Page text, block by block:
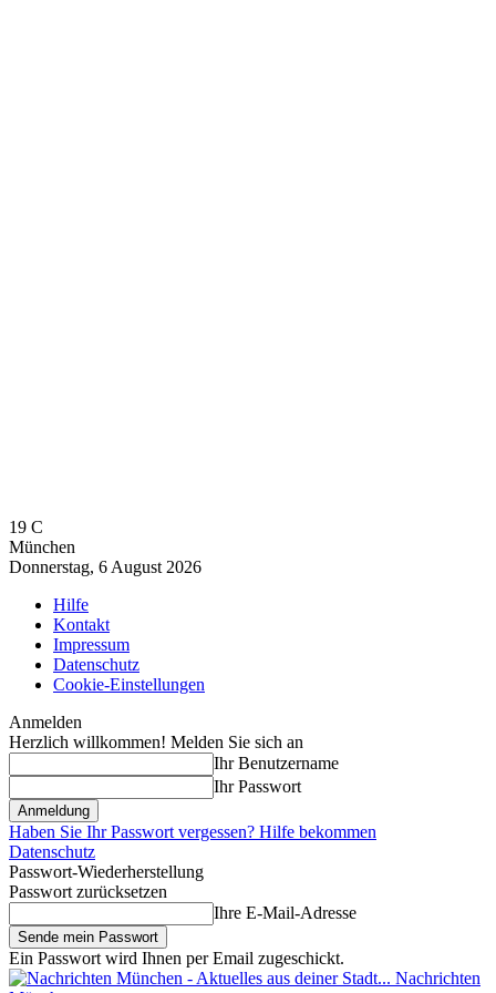
19 C
München
Donnerstag, 6 August 2026
Hilfe
Kontakt
Impressum
Datenschutz
Cookie-Einstellungen
Anmelden
Herzlich willkommen! Melden Sie sich an
Ihr Benutzername
Ihr Passwort
Haben Sie Ihr Passwort vergessen? Hilfe bekommen
Datenschutz
Passwort-Wiederherstellung
Passwort zurücksetzen
Ihre E-Mail-Adresse
Ein Passwort wird Ihnen per Email zugeschickt.
Nachrichten